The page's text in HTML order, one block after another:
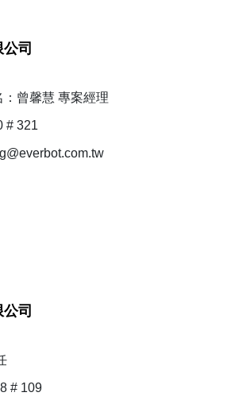
司
曾馨慧 專案經理
# 321
司
# 109